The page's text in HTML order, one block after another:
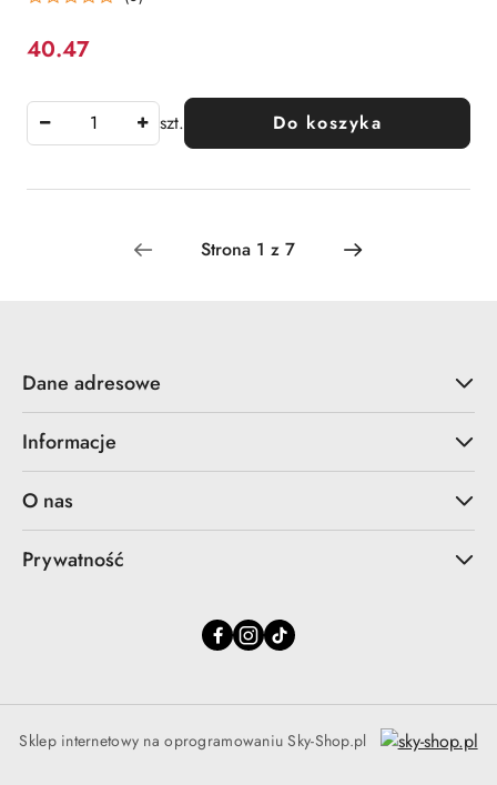
Cena:
40.47
szt. Do koszyka
Dane adresowe
Informacje
O nas
Prywatność
Sklep internetowy na oprogramowaniu Sky-Shop.pl